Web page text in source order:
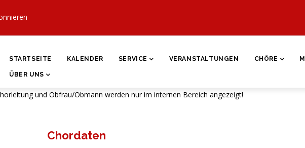
HAUPTNAVIGATION
STARTSEITE KALENDER SERVICE VERANSTALTUNGEN CHÖRE
ÜBER UNS
und Obfrau/Obmann werden nur im internen Bereich angezeigt!
Chordaten